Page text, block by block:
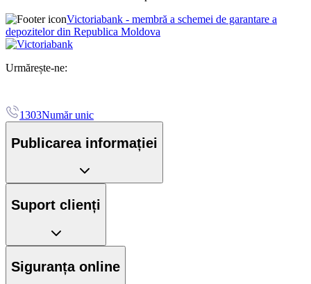
Victoriabank - membră a schemei de garantare a
depozitelor din Republica Moldova
Urmărește-ne:
1303Număr unic
Publicarea informației
Suport clienți
Siguranța online